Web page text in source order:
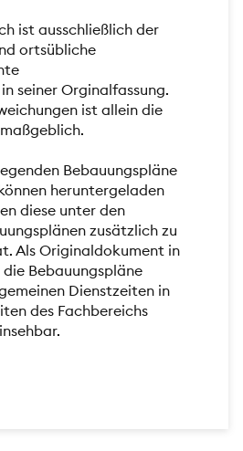
ist ausschließlich der
ortsübliche
seiner Orginalfassung.
ist allein die
Bebauungspläne
heruntergeladen
diese unter den
zusätzlich zu
Als Originaldokument in
Bebauungspläne
Dienstzeiten in
des Fachbereichs